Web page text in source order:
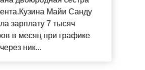
Майи Санду
зарплату 7 тысяч
в месяц при графике
ник...